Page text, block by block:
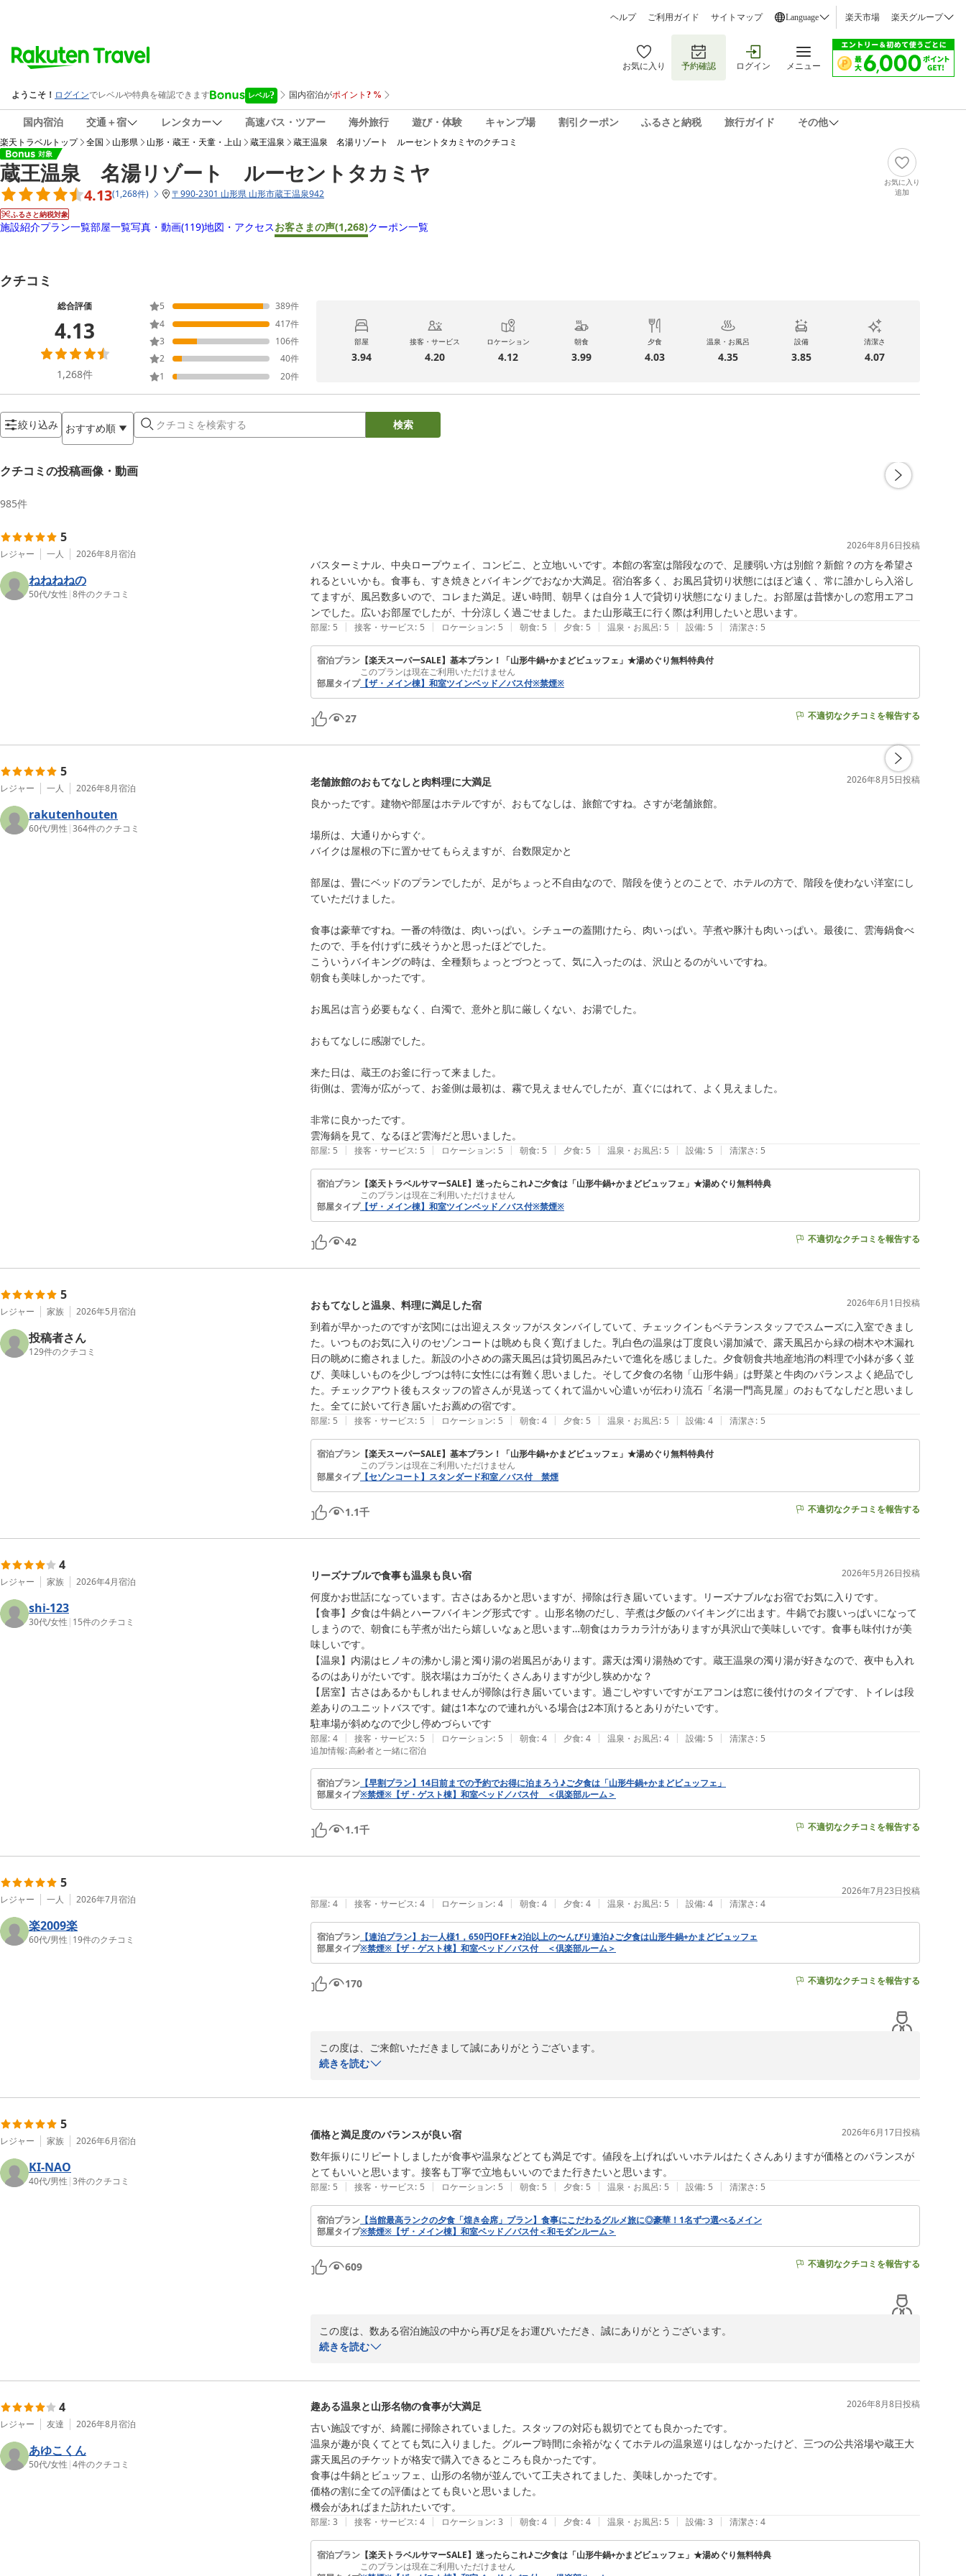
ヘルプ ご利用ガイド サイトマップ Language 楽天市場 楽天グループ
お気に入り 予約確認 ログイン メニュー
国内宿泊 交通＋宿 レンタカー 高速バス・ツアー 海外旅行 遊び・体験 キャンプ場 割引クーポン ふるさと納税 旅行ガイド その他
楽天トラベルトップ 全国 山形県 山形・蔵王・天童・上山 蔵王温泉 蔵王温泉 名湯リゾート ルーセントタカミヤのクチコミ
蔵王温泉 名湯リゾート ルーセントタカミヤ
4.13(1,268件) 〒990-2301 山形県 山形市蔵王温泉942
ふるさと納税対象
お気に入り
追加
施設紹介プラン一覧部屋一覧写真・動画(119)地図・アクセスお客さまの声(1,268)クーポン一覧
クチコミ
総合評価
4.13
1,268件
5 389件
4
417件
3
106件
2
40件
1
20件
部屋
3.94
接客・サービス
4.20
ロケーション
4.12
朝食
3.99
夕食
4.03
温泉・お風呂
4.35
設備
3.85
清潔さ
4.07
絞り込み おすすめ順 検索
クチコミの投稿画像・動画
985件
5
レジャー 一人 2026年8月宿泊
ねねねねの
50代/女性 |8件のクチコミ
2026年8月6日投稿
バスターミナル、中央ロープウェイ、コンビニ、と立地いいです。本館の客室は階段なので、足腰弱い方は別館？新館？の方を希望さ
れるといいかも。食事も、すき焼きとバイキングでおなか大満足。宿泊客多く、お風呂貸切り状態にはほど遠く、常に誰かしら入浴し
てますが、風呂数多いので、コレまた満足。遅い時間、朝早くは自分１人で貸切り状態になりました。お部屋は昔懐かしの窓用エアコ
部屋: 5 | 接客・サービス: 5 | ロケーション: 5 | 朝食: 5 | 夕食: 5 | 温泉・お風呂: 5 | 設備: 5 | 清潔さ: 5
宿泊プラン 【楽天スーパーSALE】基本プラン！「山形牛鍋+かまどビュッフェ」★湯めぐり無料特典付
このプランは現在ご利用いただけません
部屋タイプ【ザ・メイン棟】和室ツインベッド／バス付※禁煙※
27 不適切なクチコミを報告する
5
レジャー 一人 2026年8月宿泊
rakutenhouten
60代/男性 |364件のクチコミ
老舗旅館のおもてなしと肉料理に大満足 2026年8月5日投稿
良かったです。建物や部屋はホテルですが、おもてなしは、旅館ですね。さすが老舗旅館。
場所は、大通りからすぐ。
バイクは屋根の下に置かせてもらえますが、台数限定かと
部屋は、畳にベッドのプランでしたが、足がちょっと不自由なので、階段を使うとのことで、ホテルの方で、階段を使わない洋室にし
ていただけました。
食事は豪華ですね。一番の特徴は、肉いっぱい。シチューの蓋開けたら、肉いっぱい。芋煮や豚汁も肉いっぱい。最後に、雲海鍋食べ
たので、手を付けずに残そうかと思ったほどでした。
こういうバイキングの時は、全種類ちょっとづつとって、気に入ったのは、沢山とるのがいいですね。
朝食も美味しかったです。
お風呂は言う必要もなく、白濁で、意外と肌に厳しくない、お湯でした。
おもてなしに感謝でした。
来た日は、蔵王のお釜に行って来ました。
街側は、雲海が広がって、お釜側は最初は、霧で見えませんでしたが、直ぐにはれて、よく見えました。
非常に良かったです。
雲海鍋を見て、なるほど雲海だと思いました。
部屋: 5 | 接客・サービス: 5 | ロケーション: 5 | 朝食: 5 | 夕食: 5 | 温泉・お風呂: 5 | 設備: 5 | 清潔さ: 5
宿泊プラン 【楽天トラベルサマーSALE】迷ったらこれ♪ご夕食は「山形牛鍋+かまどビュッフェ」★湯めぐり無料特典
このプランは現在ご利用いただけません
部屋タイプ【ザ・メイン棟】和室ツインベッド／バス付※禁煙※
42 不適切なクチコミを報告する
5
レジャー 家族 2026年5月宿泊
投稿者さん
129件のクチコミ
おもてなしと温泉、料理に満足した宿 2026年6月1日投稿
到着が早かったのですが玄関には出迎えスタッフがスタンバイしていて、チェックインもベテランスタッフでスムーズに入室できまし
た。いつものお気に入りのセゾンコートは眺めも良く寛げました。乳白色の温泉は丁度良い湯加減で、露天風呂から緑の樹木や木漏れ
日の眺めに癒されました。新設の小さめの露天風呂は貸切風呂みたいで進化を感じました。夕食朝食共地産地消の料理で小鉢が多く並
び、美味しいものを少しづつは特に女性には有難く思いました。そして夕食の名物「山形牛鍋」は野菜と牛肉のバランスよく絶品でし
た。チェックアウト後もスタッフの皆さんが見送ってくれて温かい心遣いが伝わり流石「名湯一門高見屋」のおもてなしだと思いまし
た。全てに於いて行き届いたお薦めの宿です。
部屋: 5 | 接客・サービス: 5 | ロケーション: 5 | 朝食: 4 | 夕食: 5 | 温泉・お風呂: 5 | 設備: 4 | 清潔さ: 5
宿泊プラン 【楽天スーパーSALE】基本プラン！「山形牛鍋+かまどビュッフェ」★湯めぐり無料特典付
このプランは現在ご利用いただけません
部屋タイプ【セゾンコート】スタンダード和室／バス付 禁煙
1.1千 不適切なクチコミを報告する
4
レジャー 家族 2026年4月宿泊
shi-123
30代/女性 | 15件のクチコミ
リーズナブルで食事も温泉も良い宿 2026年5月26日投稿
何度かお世話になっています。古さはあるかと思いますが、掃除は行き届いています。リーズナブルなお宿でお気に入りです。
【食事】夕食は牛鍋とハーフバイキング形式です 。山形名物のだし、芋煮は夕飯のバイキングに出ます。牛鍋でお腹いっぱいになって
しまうので、朝食にも芋煮が出たら嬉しいなぁと思います…朝食はカラカラ汁がありますが具沢山で美味しいです。食事も味付けが美
味しいです。
【温泉】内湯はヒノキの沸かし湯と濁り湯の岩風呂があります。露天は濁り湯熱めです。蔵王温泉の濁り湯が好きなので、夜中も入れ
るのはありがたいです。脱衣場はカゴがたくさんありますが少し狭めかな？
【居室】古さはあるかもしれませんが掃除は行き届いています。過ごしやすいですがエアコンは窓に後付けのタイプです、トイレは段
差ありのユニットバスです。鍵は1本なので連れがいる場合は2本頂けるとありがたいです。
駐車場が斜めなので少し停めづらいです
部屋: 4 | 接客・サービス: 5 | ロケーション: 5 | 朝食: 4 | 夕食: 4 | 温泉・お風呂: 4 | 設備: 5 | 清潔さ: 5
追加情報:高齢者と一緒に宿泊
宿泊プラン 【早割プラン】14日前までの予約でお得に泊まろう♪ご夕食は「山形牛鍋+かまどビュッフェ」
部屋タイプ※禁煙※【ザ・ゲスト棟】和室ベッド／バス付 ＜倶楽部ルーム＞
1.1千 不適切なクチコミを報告する
5
レジャー 一人 2026年7月宿泊
楽2009楽
60代/男性 | 19件のクチコミ
2026年7月23日投稿
部屋: 4 | 接客・サービス: 4 | ロケーション: 4 | 朝食: 4 | 夕食: 4 | 温泉・お風呂: 5 | 設備: 4 | 清潔さ: 4
宿泊プラン 【連泊プラン】お一人様1，650円OFF★2泊以上の〜んびり連泊♪ご夕食は山形牛鍋+かまどビュッフェ
部屋タイプ※禁煙※【ザ・ゲスト棟】和室ベッド／バス付 ＜倶楽部ルーム＞
170 不適切なクチコミを報告する
この度は、ご来館いただきまして誠にありがとうございます。
また、素晴らしいお写真をご投稿いただき誠にありがとうございます。
ンの湖面がとても印象的ですね。
疲れを癒やしていただけましたらと思っております。
また蔵王へお越しの際は、ぜひ当館をご利用くださいませ。スタッフ一同、またのお越しを心よりお待ち申し上げております。
素敵なお写真をご投稿いただきありがとうございました。
蔵王温泉 名湯リゾート ルーセントタカミヤ
続きを読む
5
レジャー 家族 2026年6月宿泊
KI-NAO
40代/男性 |3件のクチコミ
価格と満足度のバランスが良い宿 2026年6月17日投稿
数年振りにリピートしましたが食事や温泉などとても満足です。値段を上げればいいホテルはたくさんありますが価格とのバランスが
とてもいいと思います。接客も丁寧で立地もいいのでまた行きたいと思います。
部屋: 5 | 接客・サービス: 5 | ロケーション: 5 | 朝食: 5 | 夕食: 5 | 温泉・お風呂: 5 | 設備: 5 | 清潔さ: 5
宿泊プラン 【当館最高ランクの夕食「煌き会席」プラン】食事にこだわるグルメ旅に◎豪華！1名ずつ選べるメイン
部屋タイプ※禁煙※【ザ・メイン棟】和室ベッド／バス付＜和モダンルーム＞
609 不適切なクチコミを報告する
この度は、数ある宿泊施設の中から再び足をお運びいただき、誠にありがとうございます。
お食事や温泉、そして接客につきましてもご満足いただけたとのこと、大変嬉しく拝読いたしました。
今後もお客様に快適で心温まる時間をお過ごしいただけるよう、サービスの向上に努めてまいります。
ご投稿いただきありがとうございました。
蔵王温泉 名湯リゾート ルーセントタカミヤ
2026-07-19
続きを読む
4
レジャー 友達 2026年8月宿泊
あゆこくん
50代/女性 |4件のクチコミ
趣ある温泉と山形名物の食事が大満足 2026年8月8日投稿
古い施設ですが、綺麗に掃除されていました。スタッフの対応も親切でとても良かったです。
温泉が趣が良くてとても気に入りました。グループ時間に余裕がなくてホテルの温泉巡りはしなかったけど、三つの公共浴場や蔵王大
露天風呂のチケットが格安で購入できるところも良かったです。
食事は牛鍋とビュッフェ、山形の名物が並んでいて工夫されてました、美味しかったです。
価格の割に全ての評価はとても良いと思いました。
機会があればまた訪れたいです。
部屋: 3 | 接客・サービス: 4 | ロケーション: 3 | 朝食: 4 | 夕食: 4 | 温泉・お風呂: 5 | 設備: 3 | 清潔さ: 4
宿泊プラン 【楽天トラベルサマーSALE】迷ったらこれ♪ご夕食は「山形牛鍋+かまどビュッフェ」★湯めぐり無料特典
このプランは現在ご利用いただけません